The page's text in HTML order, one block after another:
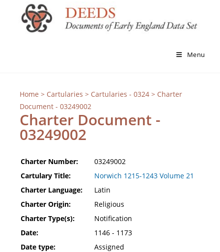
Menu
Home > Cartularies > Cartularies - 0324> Charter
Document - 03249002
Charter Document -
03249002
Charter Number:
03249002
Cartulary Title:
Norwich 1215-1243 Volume 21
Charter Language:
Latin
Charter Origin:
Religious
Charter Type(s):
Notification
Date:
1146 - 1173
Date type:
Assigned